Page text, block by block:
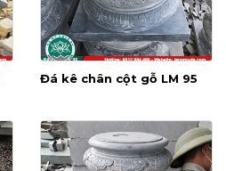
Đá kê chân cột gỗ LM 95